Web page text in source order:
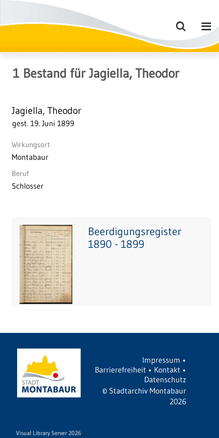
1 Bestand für Jagiella, Theodor
Jagiella, Theodor
gest. 19. Juni 1899
Wirkungsort
Montabaur
Beruf
Schlosser
Beerdigungsregister
1890 - 1899
Impressum •
Barrierefreiheit • Kontakt •
Datenschutz
© Stadtarchiv Montabaur
2026
Visual Library Server 2026